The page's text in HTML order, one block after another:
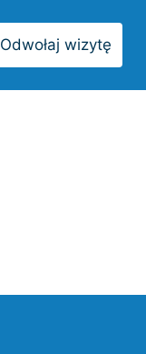
Odwołaj wizytę